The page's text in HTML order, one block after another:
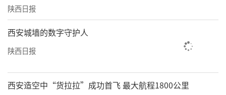
陕西日报
西安城墙的数字守护人
陕西日报
西安造空中“货拉拉”成功首飞 最大航程1800公里